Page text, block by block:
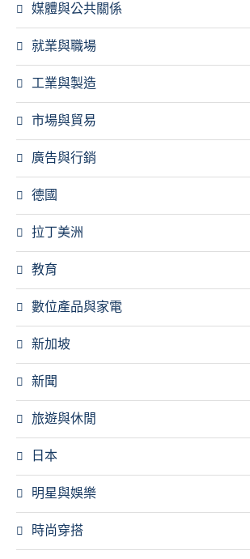
媒體與公共關係
就業與職場
工業與製造
市場與貿易
廣告與行銷
德國
拉丁美洲
教育
數位產品與家電
新加坡
新聞
旅遊與休閒
日本
明星與娛樂
時尚穿搭